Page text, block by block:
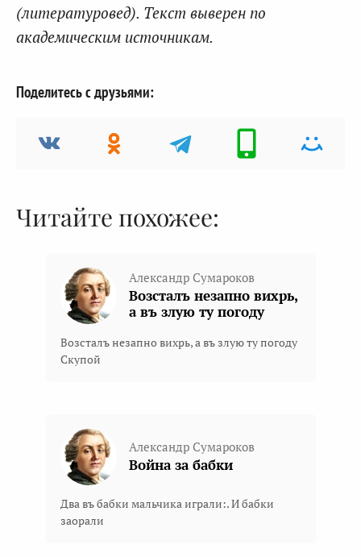
(литературовед). Текст выверен по
академическим источникам.
Поделитесь с друзьями:
Читайте похожее:
Александр Сумароков
Возсталъ незапно вихрь,
а въ злую ту погоду
Возсталъ незапно вихрь, а въ злую ту погоду
Скупой
Александр Сумароков
Война за бабки
Два въ бабки мальчика играли:. И бабки
заорали